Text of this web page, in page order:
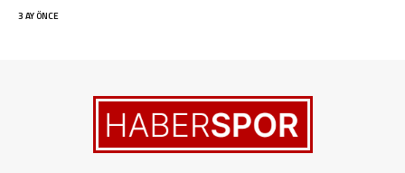
3 AY ÖNCE